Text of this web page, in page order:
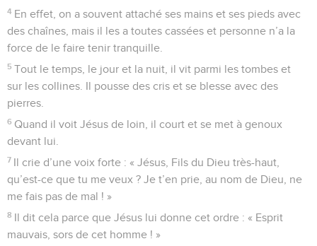
4 En effet, on a souvent attaché ses mains et ses pieds avec
des chaînes, mais il les a toutes cassées et personne n’a la
force de le faire tenir tranquille.
5 Tout le temps, le jour et la nuit, il vit parmi les tombes et
sur les collines. Il pousse des cris et se blesse avec des
pierres.
6 Quand il voit Jésus de loin, il court et se met à genoux
devant lui.
7 Il crie d’une voix forte : « Jésus, Fils du Dieu très-haut,
qu’est-ce que tu me veux ? Je t’en prie, au nom de Dieu, ne
me fais pas de mal ! »
8 Il dit cela parce que Jésus lui donne cet ordre : « Esprit
mauvais, sors de cet homme ! »